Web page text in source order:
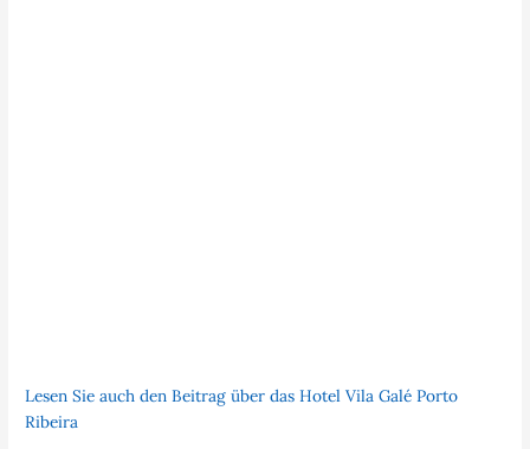
Lesen Sie auch den Beitrag über das Hotel Vila Galé Porto
Ribeira